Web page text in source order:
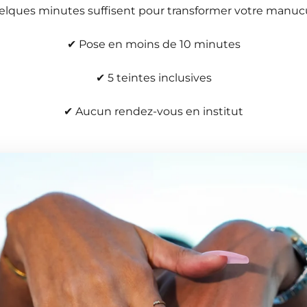
minutes suffisent pour transformer votre
✔ Pose en moins de 10 minutes
✔ 5 teintes inclusives
✔ Aucun rendez-vous en institut
Nails parfaite